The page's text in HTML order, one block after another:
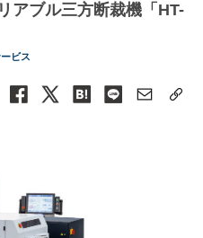
アブル三方断裁機「HT-
ビス